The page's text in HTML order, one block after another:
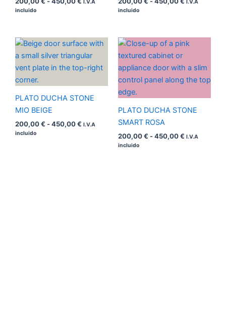
I.V.A
incluido
I.V.A
incluido
PLATO DUCHA STONE
MIO BEIGE
200,00€ -450,00€
Rango
precios:
desde
I.V.A
incluido
PLATO DUCHA STONE
SMART ROSA
200,00€ -450,00€
Rango
desde
200,00 €
hasta
I.V.A
incluido